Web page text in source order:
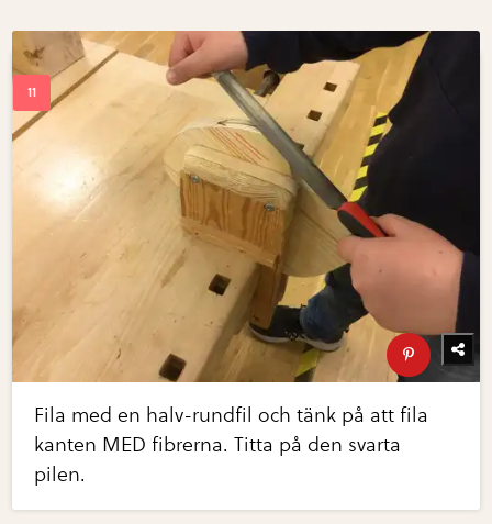
Fila med en halv-rundfil och tänk på att fila
kanten MED fibrerna. Titta på den svarta
pilen.